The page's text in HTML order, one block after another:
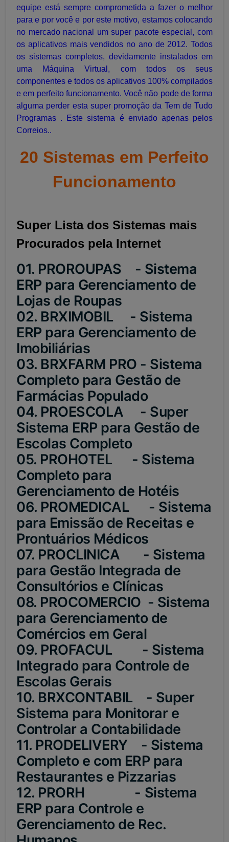
equipe está sempre comprometida a fazer o melhor
para e por você e por este motivo, estamos colocando
no mercado nacional um super pacote especial, com
os aplicativos mais vendidos no ano de 2012. Todos
os sistemas completos, devidamente instalados em
uma Máquina Virtual, com todos os seus
componentes e todos os aplicativos 100% compilados
e em perfeito funcionamento. Você não pode de forma
alguma perder esta super promoção da Tem de Tudo
Programas . Este sistema é enviado apenas pelos
Correios..
20 Sistemas em Perfeito
Funcionamento
Super Lista dos Sistemas mais
Procurados pela Internet
01. PROROUPAS - Sistema
ERP para Gerenciamento de
Lojas de Roupas
02. BRXIMOBIL - Sistema
ERP para Gerenciamento de
Imobiliárias
03. BRXFARM PRO - Sistema
Completo para Gestão de
Farmácias Populado
04. PROESCOLA - Super
Sistema ERP para Gestão de
Escolas Completo
05. PROHOTEL - Sistema
Completo para
Gerenciamento de Hotéis
06. PROMEDICAL - Sistema
para Emissão de Receitas e
Prontuários Médicos
07. PROCLINICA - Sistema
para Gestão Integrada de
Consultórios e Clínicas
08. PROCOMERCIO - Sistema
para Gerenciamento de
Comércios em Geral
09. PROFACUL - Sistema
Integrado para Controle de
Escolas Gerais
10. BRXCONTABIL - Super
Sistema para Monitorar e
Controlar a Contabilidade
11. PRODELIVERY - Sistema
Completo e com ERP para
Restaurantes e Pizzarias
12. PRORH - Sistema
ERP para Controle e
Gerenciamento de Rec.